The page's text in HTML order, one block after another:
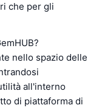
che per gli
nello spazio delle
all'interno
di piattaforma di